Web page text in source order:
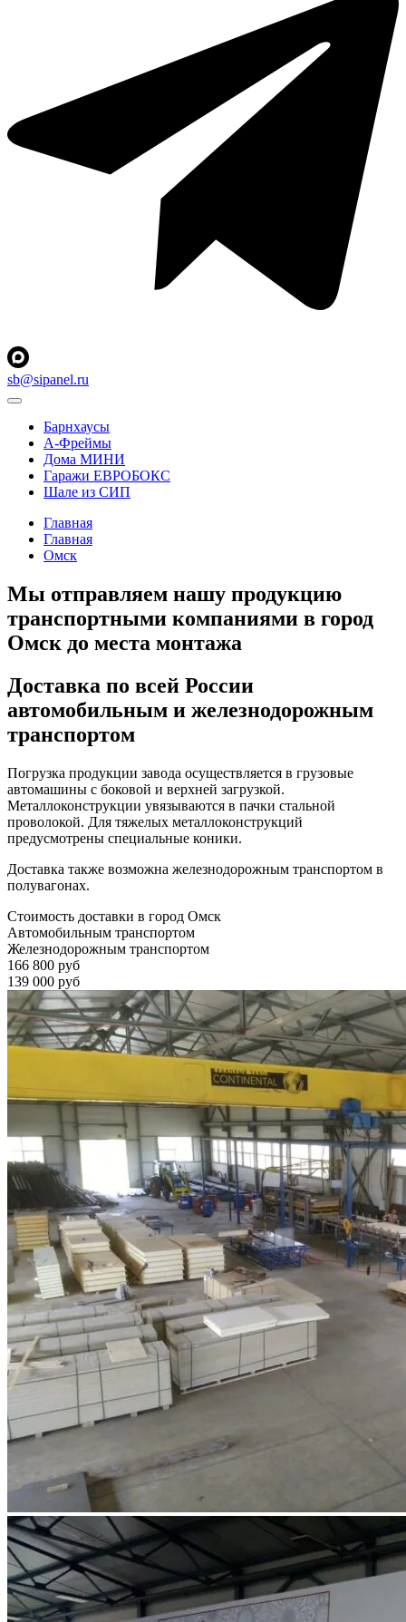
sb@sipanel.ru
Барнхаусы
А-Фреймы
Дома МИНИ
Гаражи ЕВРОБОКС
Шале из СИП
Главная
Главная
Омск
Мы отправляем нашу продукцию
транспортными компаниями в город
Омск до места монтажа
Доставка по всей России
автомобильным и железнодорожным
транспортом
Погрузка продукции завода осуществляется в грузовые
автомашины с боковой и верхней загрузкой.
Металлоконструкции увязываются в пачки стальной
проволокой. Для тяжелых металлоконструкций
предусмотрены специальные коники.
Доставка также возможна железнодорожным транспортом в
полувагонах.
Стоимость доставки в город Омск
Автомобильным транспортом
Железнодорожным транспортом
166 800 руб
139 000 руб